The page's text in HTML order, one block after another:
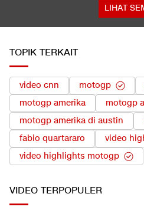
LIHAT
TOPIK TERKAIT
video cnn motogp
motogp amerika
motogp
motogp amerika di austin
fabio quartararo
video
video highlights motogp
VIDEO TERPOPULER